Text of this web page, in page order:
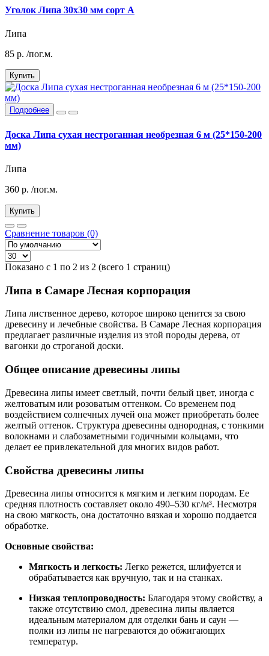
Уголок Липа 30х30 мм сорт А
Липа
85 р. /пог.м.
Купить
Подробнее
Доска Липа сухая нестроганная необрезная 6 м (25*150-200
мм)
Липа
360 р. /пог.м.
Купить
Сравнение товаров (0)
Показано с 1 по 2 из 2 (всего 1 страниц)
Липа в Самаре Лесная корпорация
Липа лиственное дерево, которое широко ценится за свою
древесину и лечебные свойства. В Самаре Лесная корпорация
предлагает различные изделия из этой породы дерева, от
вагонки до строганой доски.
Общее описание древесины липы
Древесина липы имеет светлый, почти белый цвет, иногда с
желтоватым или розоватым оттенком. Со временем под
воздействием солнечных лучей она может приобретать более
желтый оттенок. Структура древесины однородная, с тонкими
волокнами и слабозаметными годичными кольцами, что
делает ее привлекательной для многих видов работ.
Свойства древесины липы
Древесина липы относится к мягким и легким породам. Ее
средняя плотность составляет около 490–530 кг/м³. Несмотря
на свою мягкость, она достаточно вязкая и хорошо поддается
обработке.
Основные свойства:
Мягкость и легкость: Легко режется, шлифуется и
обрабатывается как вручную, так и на станках.
Низкая теплопроводность: Благодаря этому свойству, а
также отсутствию смол, древесина липы является
идеальным материалом для отделки бань и саун —
полки из липы не нагреваются до обжигающих
температур.